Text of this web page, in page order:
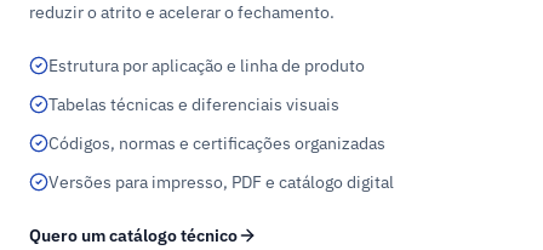
reduzir o atrito e acelerar o fechamento.
Estrutura por aplicação e linha de produto
Tabelas técnicas e diferenciais visuais
Códigos, normas e certificações organizadas
Versões para impresso, PDF e catálogo digital
Quero um catálogo técnico